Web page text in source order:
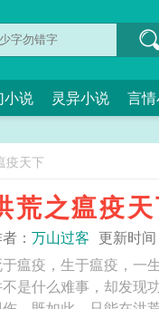
小说 灵异小说 言
疫天下
荒之瘟疫
： 万山过客 更新时
瘟疫，生于瘟疫，一
是什么难事，却发现